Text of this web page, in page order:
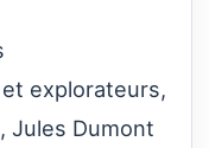
explorateurs,
Jules Dumont